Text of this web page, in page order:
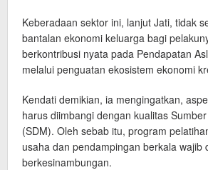
Keberadaan sektor ini, lanjut Jati, tidak
bantalan ekonomi keluarga bagi
berkontribusi nyata pada Pendapatan
melalui penguatan ekosistem ekonomi
Kendati demikian, ia mengingatkan,
harus diimbangi dengan kualitas
(SDM). Oleh sebab itu, program
usaha dan pendampingan berkala wajib
berkesinambungan.